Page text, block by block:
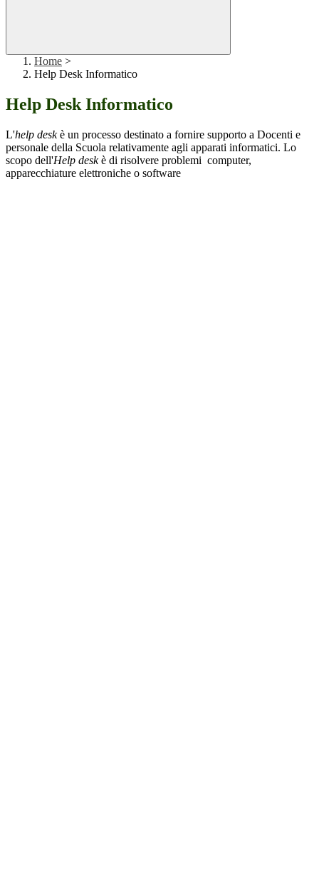
Home >
Help Desk Informatico
Help Desk Informatico
L'help deskè un processo destinato a fornire supporto a Docenti e
personale della Scuola relativamente agli apparati informatici. Lo
scopo dell'Help deskè di risolvere problemi computer,
apparecchiature elettroniche o software